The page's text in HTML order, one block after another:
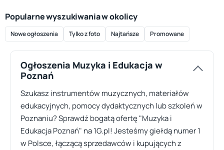
Popularne wyszukiwania w okolicy
Nowe ogłoszenia Tylko z foto Najtańsze Promowane
Ogłoszenia Muzyka i Edukacja w
Poznań
Szukasz instrumentów muzycznych, materiałów
edukacyjnych, pomocy dydaktycznych lub szkoleń w
Poznaniu? Sprawdź bogatą ofertę "Muzyka i
Edukacja Poznań" na 1G.pl! Jesteśmy giełdą numer 1
w Polsce, łączącą sprzedawców i kupujących z